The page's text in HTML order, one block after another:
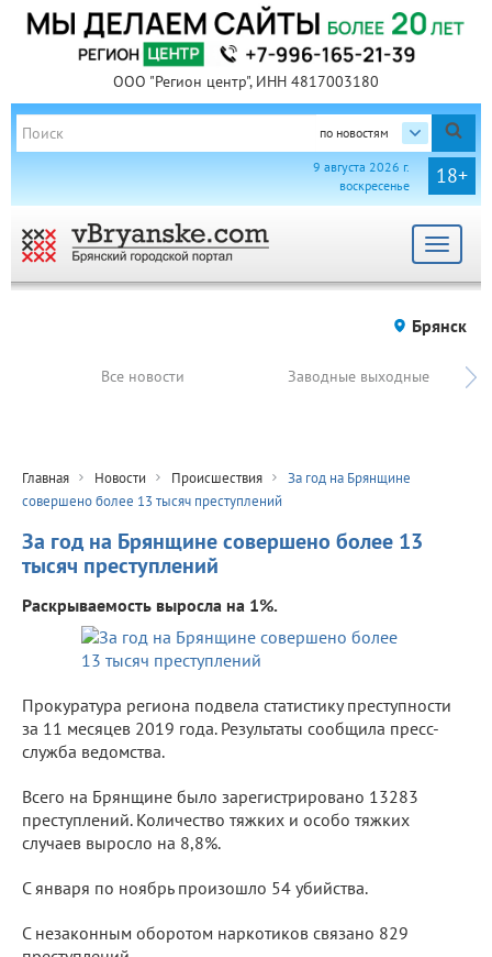
ООО "Регион центр", ИНН 4817003180
по новостям
18+
9 августа 2026 г.
воскресенье
Toggle
Брянск
Все новости Заводные выходные
Главная Новости Происшествия
За год на Брянщине
совершено более 13 тысяч преступлений
За год на Брянщине совершено более 13
тысяч преступлений
Раскрываемость выросла на 1%.
Прокуратура региона подвела статистику преступности
за 11 месяцев 2019 года. Результаты сообщила пресс-
служба ведомства.
Всего на Брянщине было зарегистрировано 13283
преступлений. Количество тяжких и особо тяжких
случаев выросло на 8,8%.
С января по ноябрь произошло 54 убийства.
С незаконным оборотом наркотиков связано 829